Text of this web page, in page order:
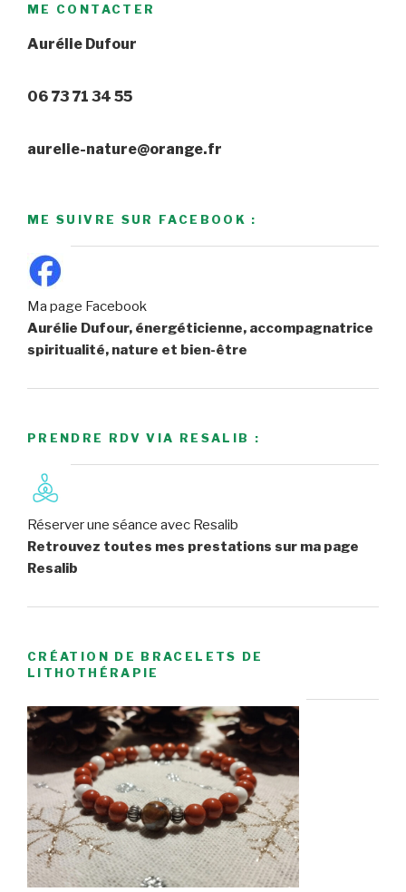
ME CONTACTER
Aurélie Dufour
06 73 71 34 55
aurelie-nature@orange.fr
ME SUIVRE SUR FACEBOOK :
Ma page Facebook
Aurélie Dufour, énergéticienne, accompagnatrice
spiritualité, nature et bien-être
PRENDRE RDV VIA RESALIB :
Réserver une séance avec Resalib
Retrouvez toutes mes prestations sur ma page
Resalib
CRÉATION DE BRACELETS DE
LITHOTHÉRAPIE